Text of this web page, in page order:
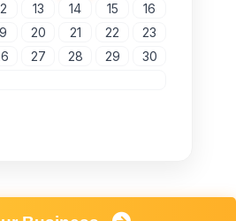
13 14 15
16
20 21 22
23
27 28 29
30